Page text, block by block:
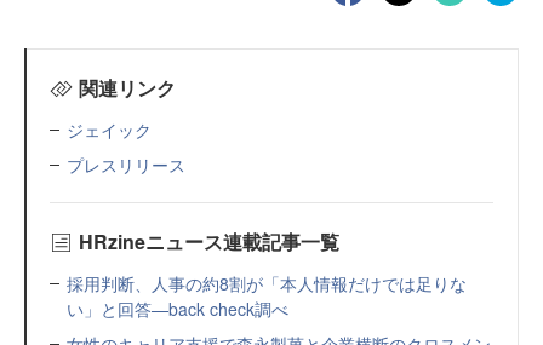
関連リンク
ジェイック
プレスリリース
HRzineニュース連載記事一覧
採用判断、人事の約8割が「本人情報だけでは足りな
い」と回答—back check調べ